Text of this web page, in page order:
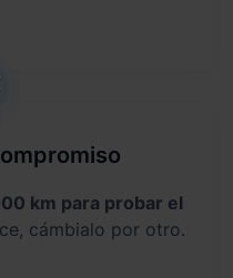
km para probar el
cámbialo por otro.